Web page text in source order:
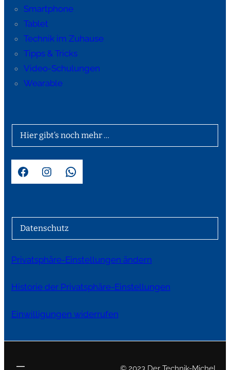
Smartphone
Tablet
Technik im Zuhause
Tipps & Tricks
Video-Schulungen
Wearable
Hier gibt’s noch mehr …
Facebook Instagram WhatsApp
Datenschutz
Privatsphäre-Einstellungen ändern
Historie der Privatsphäre-Einstellungen
Einwilligungen widerrufen